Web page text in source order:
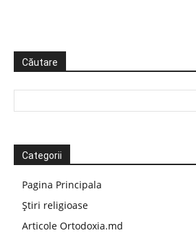
Căutare
Categorii
Pagina Principala
Știri religioase
Articole Ortodoxia.md